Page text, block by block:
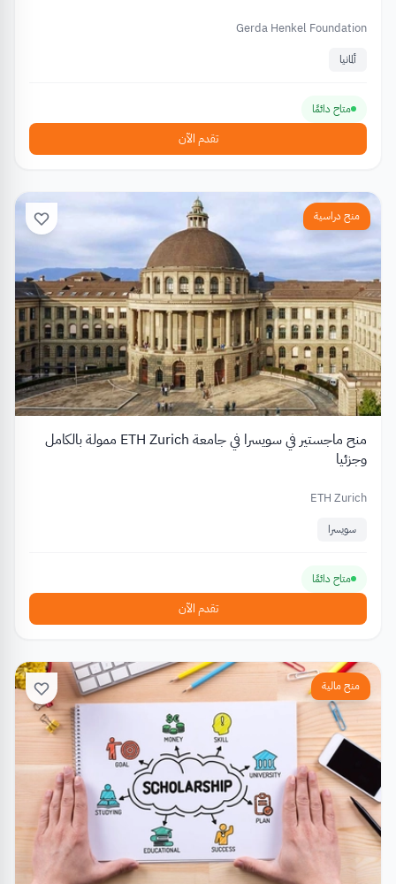
Gerda Henkel Foundation
ألمانيا
متاح دائمًا
تقدم الآن
منح دراسية
منح ماجستير في سويسرا في جامعة ETH Zurich ممولة بالكامل
وجزئيا
ETH Zurich
سويسرا
متاح دائمًا
تقدم الآن
منح مالية